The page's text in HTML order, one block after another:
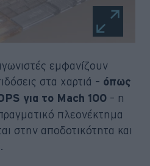
εμφανίζουν
στα χαρτιά – όπως
για το Mach 100 – η
πλεονέκτημα
στην αποδοτικότητα και